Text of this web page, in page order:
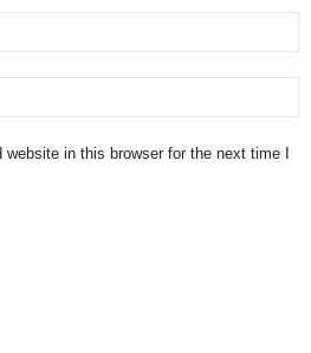
in this browser for the next time I